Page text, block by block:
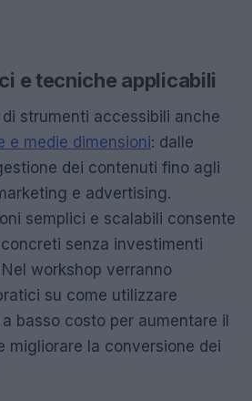
e tecniche applicabili
strumenti accessibili anche
e medie dimensioni: dalle
dei contenuti fino agli
e advertising.
semplici e scalabili consente
senza investimenti
workshop verranno
su come utilizzare
basso costo per aumentare il
migliorare la conversione dei